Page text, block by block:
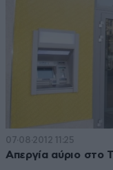
07·08·2012 11:25
Απεργία αύριο στο